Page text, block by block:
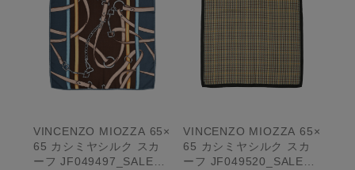
VINCENZO MIOZZA 65×
65 カシミヤシルク スカ
ーフ JF049497_SALE
VINCENZO MIOZZA 65×
65 カシミヤシルク スカ
ーフ JF049520_SALE